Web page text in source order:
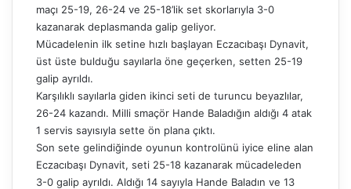
maçı 25-19, 26-24 ve 25-18’lik set skorlarıyla 3-0
kazanarak deplasmanda galip geliyor.
Mücadelenin ilk setine hızlı başlayan Eczacıbaşı Dynavit,
üst üste bulduğu sayılarla öne geçerken, setten 25-19
galip ayrıldı.
Karşılıklı sayılarla giden ikinci seti de turuncu beyazlılar,
26-24 kazandı. Milli smaçör Hande Baladığın aldığı 4 atak
1 servis sayısıyla sette ön plana çıktı.
Son sete gelindiğinde oyunun kontrolünü iyice eline alan
Eczacıbaşı Dynavit, seti 25-18 kazanarak mücadeleden
3-0 galip ayrıldı. Aldığı 14 sayıyla Hande Baladın ve 13